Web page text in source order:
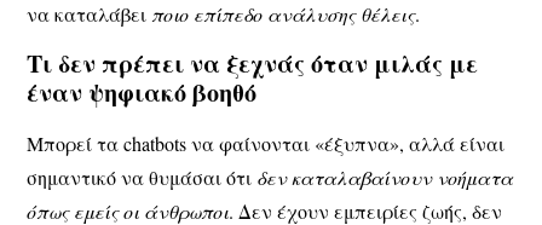
να καταλάβειποιο επίπεδο ανάλυσης θέλεις.
Τι δεν πρέπει να ξεχνάς όταν μιλάς με
έναν ψηφιακό βοηθό
Μπορεί τα chatbots να φαίνονται «έξυπνα», αλλά είναι
σημαντικό να θυμάσαι ότι δεν καταλαβαίνουν νοήματα
όπως εμείς οι άνθρωποι. Δεν έχουν εμπειρίες ζωής, δεν